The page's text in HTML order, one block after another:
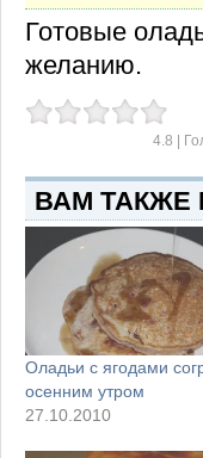
Готовые
желанию.
4.8 |
ВАМ ТАКЖЕ
Оладьи с ягодами
осенним утром
27.10.2010